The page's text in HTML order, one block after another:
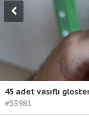
45 adet vasıflı
#53981